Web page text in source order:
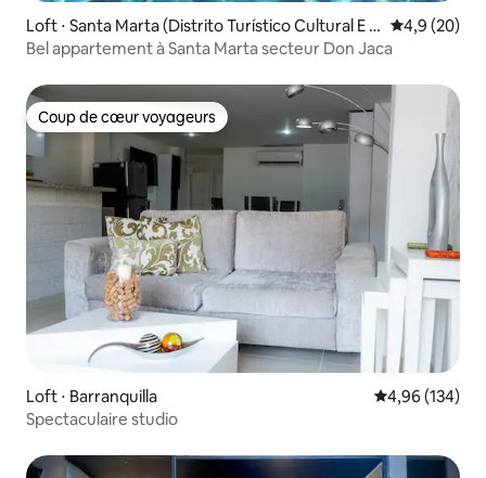
Loft ⋅ Santa Marta (Distrito Turístico Cultural E H
istórico)
Évaluation
4,9 (20)
Bel appartement à Santa Marta secteur Don Jaca
Coup de cœur voyageurs
Coup de cœur voyageurs
Loft ⋅ Barranquilla Évaluation
4,96 (134)
Spectaculaire studio